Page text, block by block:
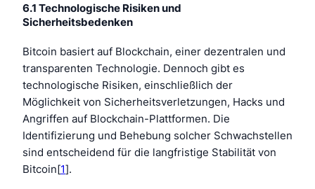
6.1 Technologische Risiken und
Sicherheitsbedenken
Bitcoin basiert auf Blockchain, einer dezentralen und
transparenten Technologie. Dennoch gibt es
technologische Risiken, einschließlich der
Möglichkeit von Sicherheitsverletzungen, Hacks und
Angriffen auf Blockchain-Plattformen. Die
Identifizierung und Behebung solcher Schwachstellen
sind entscheidend für die langfristige Stabilität von
Bitcoin[1].